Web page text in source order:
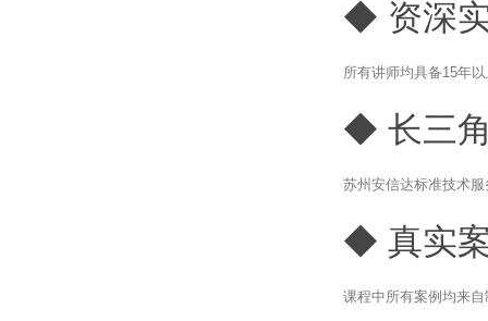
◆ 资深
所有讲师均具备15年
◆ 长三
苏州安信达标准技术
◆ 真实
课程中所有案例均来